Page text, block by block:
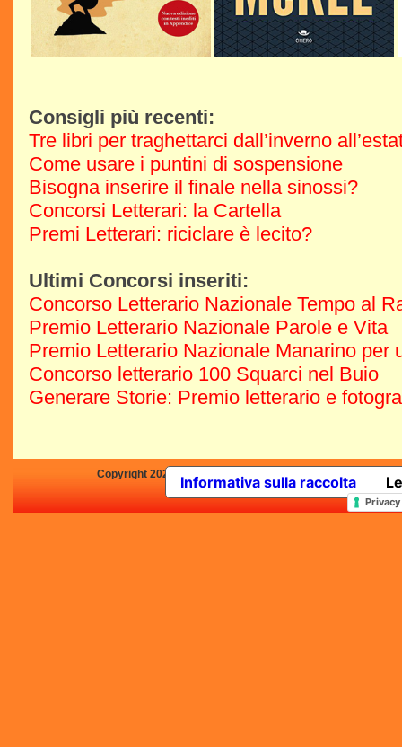
Consigli più recenti:
Tre libri per traghettarci dall’inverno
Come usare i puntini di sospensione
Bisogna inserire il finale nella sinossi?
Concorsi Letterari: la Cartella
Premi Letterari: riciclare è lecito?
Ultimi Concorsi inseriti:
Concorso Letterario Nazionale Tempo al
Premio Letterario Nazionale Parole e Vita
Premio Letterario Nazionale Manarino per
Concorso letterario 100 Squarci nel Buio
Generare Storie: Premio letterario e
Copyright 2025 by Concorsi-Letterari.it - P.IVA
In qualità di Affiliato
Informativa sulla raccolta